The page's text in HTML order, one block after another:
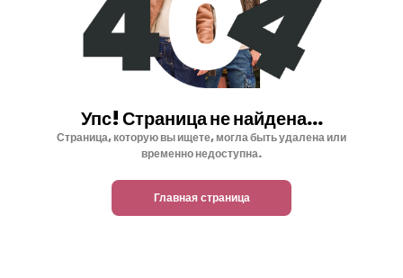
Упс! Страница не найдена...
Страница, которую вы ищете, могла быть удалена или
временно недоступна.
Главная страница